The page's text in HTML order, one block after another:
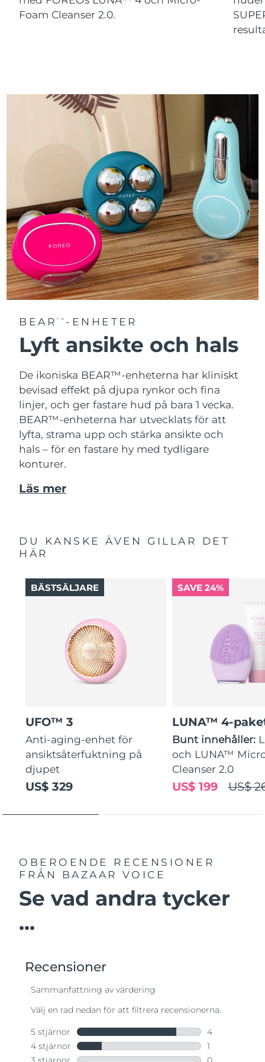
Foam Cleanser 2.0.
BEARTM -ENHETER
Lyft ansikte och hals
De ikoniska BEAR™-enheterna har kliniskt
bevisad effekt på djupa rynkor och fina
linjer, och ger fastare hud på bara 1 vecka.
BEAR™-enheterna har utvecklats för att
lyfta, strama upp och stärka ansikte och
hals – för en fastare hy med tydligare
konturer.
Läs mer
DU KANSKE ÄVEN GILLAR DET
HÄR
UFO™ 3
Anti-aging-enhet för
ansiktsåterfuktning på
djupet
US$ 329
BÄSTSÄLJARE SAVE 24%
LUNA™ 4-
Bunt innehåller:
och LUNA™
Cleanser 2.0
US$
US$ 199
OBEROENDE RECENSIONER
FRÅN BAZAAR VOICE
Se vad andra tycker
...